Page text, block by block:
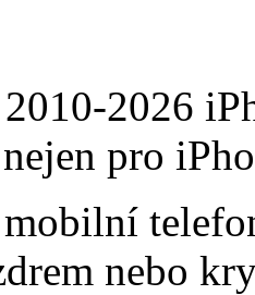
2026
pro
nebo